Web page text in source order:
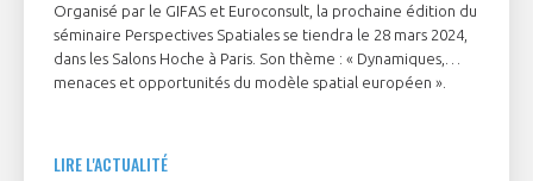
Organisé par le GIFAS et Euroconsult, la prochaine édition du
séminaire Perspectives Spatiales se tiendra le 28 mars 2024,
dans les Salons Hoche à Paris. Son thème : « Dynamiques,
menaces et opportunités du modèle spatial européen ».
LIRE L'ACTUALITÉ